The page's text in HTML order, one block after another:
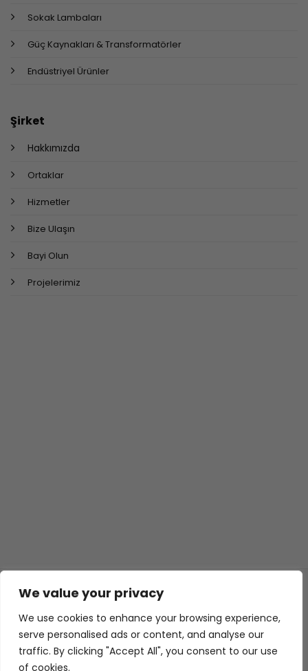
We value your privacy
We use cookies to enhance your browsing experience,
serve personalised ads or content, and analyse our
traffic. By clicking "Accept All", you consent to our use
of cookies.
Sokak Lambaları
Güç Kaynakları & Transformatörler
Endüstriyel Ürünler
Şirket
Hakkımızda
Ortaklar
Hizmetler
Bize Ulaşın
Bayi Olun
Projelerimiz
© 2026 ISL TECHS
WEB TASARIM